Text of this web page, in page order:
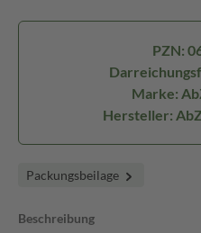
PZN:
Marke:
Hersteller:
Packungsbeilage
Beschreibung